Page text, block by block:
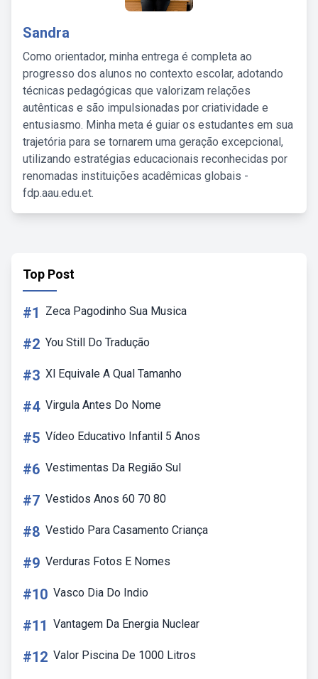
Sandra
Como orientador, minha entrega é completa ao
progresso dos alunos no contexto escolar, adotando
técnicas pedagógicas que valorizam relações
autênticas e são impulsionadas por criatividade e
entusiasmo. Minha meta é guiar os estudantes em sua
trajetória para se tornarem uma geração excepcional,
utilizando estratégias educacionais reconhecidas por
renomadas instituições acadêmicas globais -
fdp.aau.edu.et.
Top Post
#1 Zeca Pagodinho Sua Musica
#2 You Still Do Tradução
#3 Xl Equivale A Qual Tamanho
#4 Virgula Antes Do Nome
#5 Vídeo Educativo Infantil 5 Anos
#6 Vestimentas Da Região Sul
#7 Vestidos Anos 60 70 80
#8 Vestido Para Casamento Criança
#9 Verduras Fotos E Nomes
#10 Vasco Dia Do Indio
#11 Vantagem Da Energia Nuclear
#12 Valor Piscina De 1000 Litros